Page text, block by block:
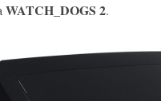
WATCH_DOGS 2.